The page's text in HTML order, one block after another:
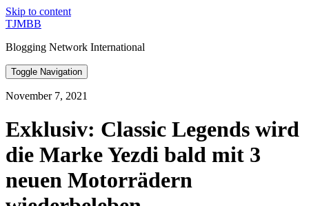
Skip to content
TJMBB
Blogging Network International
Toggle Navigation
November 7, 2021
Exklusiv: Classic Legends wird
die Marke Yezdi bald mit 3
neuen Motorrädern